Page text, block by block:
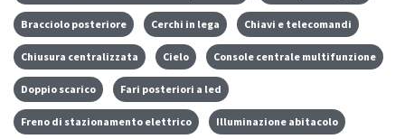
Bracciolo posteriore Cerchi in lega Chiavi e telecomandi
Chiusura centralizzata Cielo Console centrale multifunzione
Doppio scarico Fari posteriori a led
Freno di stazionamento elettrico Illuminazione abitacolo